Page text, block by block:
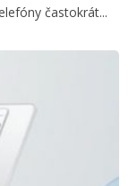
častokrát...